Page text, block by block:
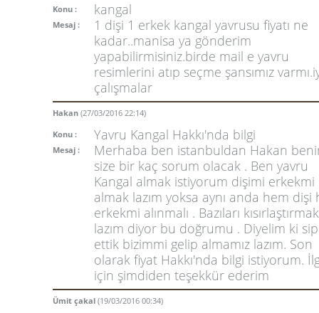
Konu :
kangal
Mesaj :
1 dişi 1 erkek kangal yavrusu fiyatı ne
kadar..manisa ya gönderim
yapabilirmisiniz.birde mail e yavru
resimlerini atıp seçme şansımız
çalışmalar
Hakan (27/03/2016 22:14)
Konu :
Yavru Kangal Hakkı'nda bilgi
Mesaj :
Merhaba ben istanbuldan Hakan
size bir kaç sorum olacak . Ben yavru
Kangal almak istiyorum dişimi erkekmi
almak lazım yoksa aynı anda hem dişi
erkekmi alınmalı . Bazıları kısırlaştırmak
lazım diyor bu doğrumu . Diyelim ki
ettik bizimmi gelip almamız lazım. Son
olarak fiyat Hakkı'nda bilgi istiyorum.
için şimdiden teşekkür ederim
Ümit çakal (19/03/2016 00:34)